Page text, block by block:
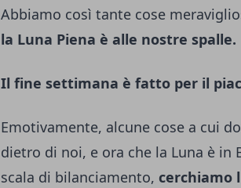
Abbiamo così tante cose
la Luna Piena è alle nostre spalle.
Il fine settimana è fatto per il
Emotivamente, alcune cose a cui
dietro di noi, e ora che la Luna è
scala di bilanciamento, cerchiamo